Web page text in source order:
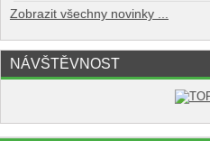
Zobrazit všechny novinky ...
NÁVŠTĚVNOST